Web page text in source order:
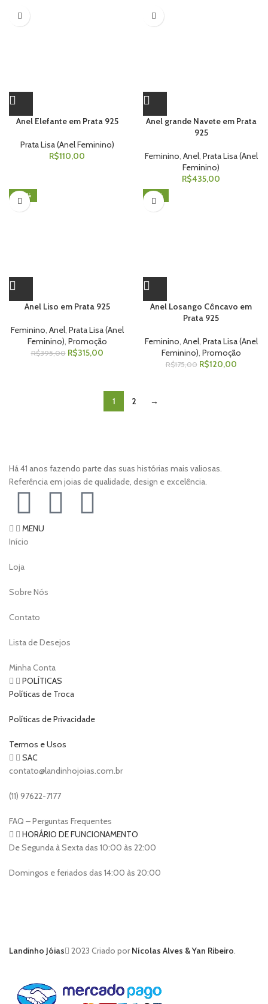
Anel Elefante em Prata 925
Prata Lisa (Anel Feminino)
R$110,00
Anel grande Navete em Prata
925
Feminino, Anel, Prata Lisa (Anel
Feminino)
R$435,00
-20%
Anel Liso em Prata 925
Feminino, Anel, Prata Lisa (Anel
Feminino), Promoção
R$395,00 R$315,00
-31%
Anel Losango Côncavo em
Prata 925
Feminino, Anel, Prata Lisa (Anel
Feminino), Promoção
R$175,00 R$120,00
1 2 →
Há 41 anos fazendo parte das suas histórias mais valiosas.
Referência em joias de qualidade, design e excelência.
MENU
Início
Loja
Sobre Nós
Contato
Lista de Desejos
Minha Conta
POLÍTICAS
Políticas de Troca
Políticas de Privacidade
Termos e Usos
SAC
contato@landinhojoias.com.br
(11) 97622-7177
FAQ – Perguntas Frequentes
HORÁRIO DE FUNCIONAMENTO
De Segunda à Sexta das 10:00 às 22:00
Domingos e feriados das 14:00 às 20:00
Landinho Jóias 2023 Criado porNícolas Alves & Yan Ribeiro.